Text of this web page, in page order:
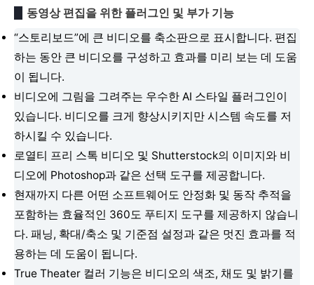
동영상 편집을 위한 플러그인 및 부가 기능
“스토리보드”에 큰 비디오를 축소판으로 표시합니다. 편집
하는 동안 큰 비디오를 구성하고 효과를 미리 보는 데 도움
이 됩니다.
비디오에 그림을 그려주는 우수한 AI 스타일 플러그인이
있습니다. 비디오를 크게 향상시키지만 시스템 속도를 저
하시킬 수 있습니다.
로열티 프리 스톡 비디오 및 Shutterstock의 이미지와 비
디오에 Photoshop과 같은 선택 도구를 제공합니다.
현재까지 다른 어떤 소프트웨어도 안정화 및 동작 추적을
포함하는 효율적인 360도 푸티지 도구를 제공하지 않습니
다. 패닝, 확대/축소 및 기준점 설정과 같은 멋진 효과를 적
용하는 데 도움이 됩니다.
True Theater 컬러 기능은 비디오의 색조, 채도 및 밝기를